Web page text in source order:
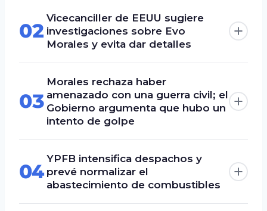
02
Vicecanciller de EEUU sugiere
investigaciones sobre Evo
Morales y evita dar detalles
03
Morales rechaza haber
amenazado con una guerra civil; el
Gobierno argumenta que hubo un
intento de golpe
04
YPFB intensifica despachos y
prevé normalizar el
abastecimiento de combustibles